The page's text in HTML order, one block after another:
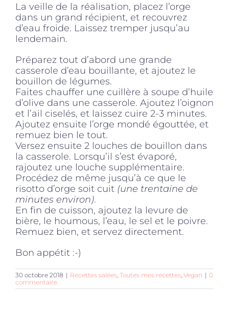
La veille de la réalisation, placez l’orge
dans un grand récipient, et recouvrez
d’eau froide. Laissez tremper jusqu’au
lendemain.
Préparez tout d’abord une grande
casserole d’eau bouillante, et ajoutez le
bouillon de légumes.
Faites chauffer une cuillère à soupe d’huile
d’olive dans une casserole. Ajoutez l’oignon
et l’ail ciselés, et laissez cuire 2-3 minutes.
Ajoutez ensuite l’orge mondé égouttée, et
remuez bien le tout.
Versez ensuite 2 louches de bouillon dans
la casserole. Lorsqu’il s’est évaporé,
rajoutez une louche supplémentaire.
Procédez de même jusqu’à ce que le
risotto d’orge soit cuit (une trentaine de
minutes environ).
En fin de cuisson, ajoutez la levure de
bière, le houmous, l’eau, le sel et le poivre.
Remuez bien, et servez directement.
Bon appétit :-)
30 octobre 2018 | Recettes salées Toutes mes recettes Vegan | 0
commentaire